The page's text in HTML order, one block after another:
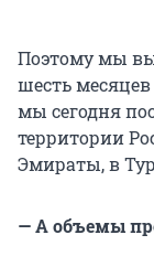
Поэтому мы
шесть
мы сегодня
территории
Эмираты, в
— А объемы